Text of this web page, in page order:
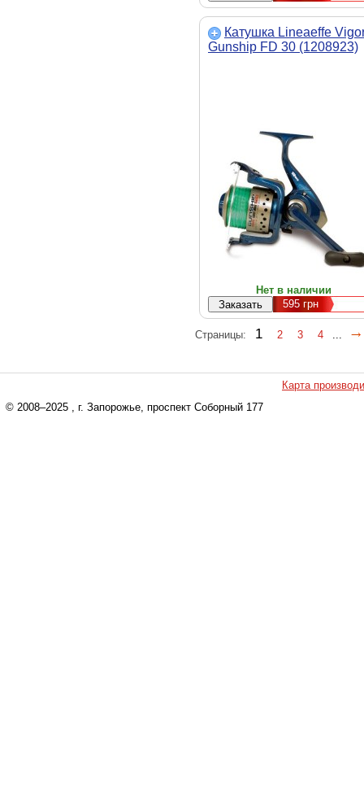
Катушка Lineaeffe
Gunship FD 30 (1208923)
Нет в наличии
595грн
Страницы: 1 2 3 4 ...
Карта
© 2008–2025 , г. Запорожье, проспект Соборный 177